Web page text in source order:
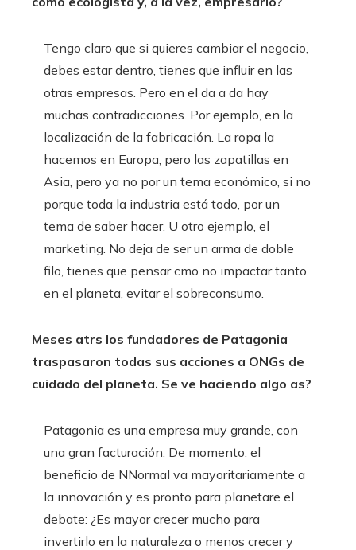
Tengo claro que si quieres cambiar el negocio,
debes estar dentro, tienes que influir en las
otras empresas. Pero en el da a da hay
muchas contradicciones. Por ejemplo, en la
localización de la fabricación. La ropa la
hacemos en Europa, pero las zapatillas en
Asia, pero ya no por un tema económico, si no
porque toda la industria está todo, por un
tema de saber hacer. U otro ejemplo, el
marketing. No deja de ser un arma de doble
filo, tienes que pensar cmo no impactar tanto
en el planeta, evitar el sobreconsumo.
Meses atrs los fundadores de Patagonia
traspasaron todas sus acciones a ONGs de
cuidado del planeta. Se ve haciendo algo as?
Patagonia es una empresa muy grande, con
una gran facturación. De momento, el
beneficio de NNormal va mayoritariamente a
la innovación y es pronto para planetare el
debate: ¿Es mayor crecer mucho para
invertirlo en la naturaleza o menos crecer y